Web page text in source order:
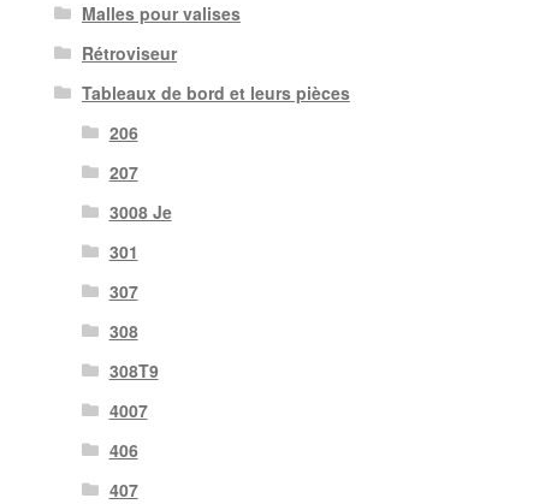
Malles pour valises
Rétroviseur
Tableaux de bord et leurs pièces
206
207
3008 Je
301
307
308
308T9
4007
406
407